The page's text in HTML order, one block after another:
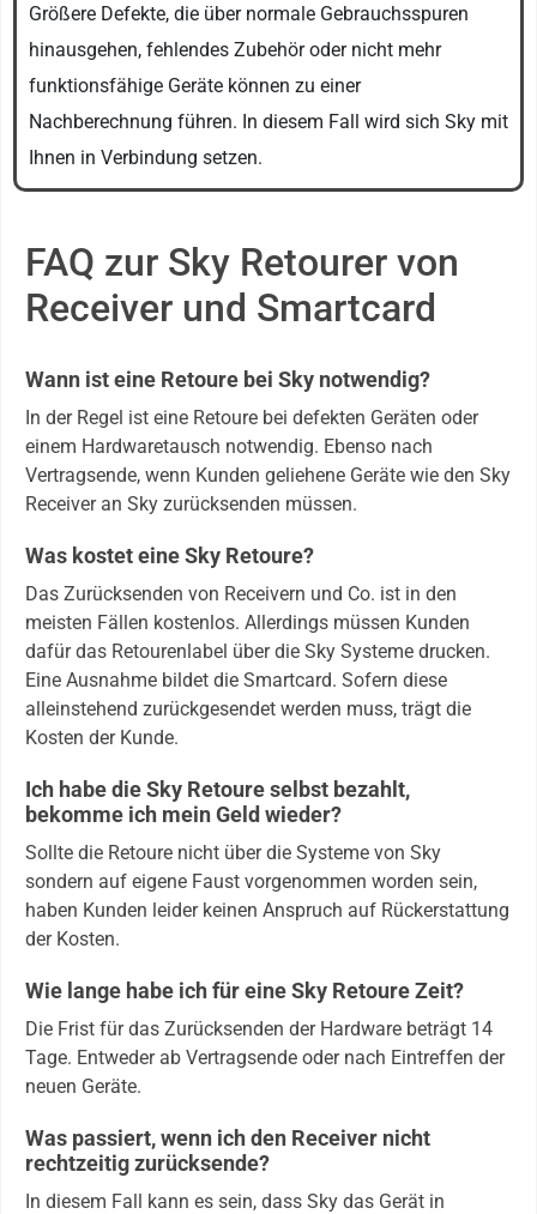
Größere Defekte, die über normale Gebrauchsspuren
hinausgehen, fehlendes Zubehör oder nicht mehr
funktionsfähige Geräte können zu einer
Nachberechnung führen. In diesem Fall wird sich Sky mit
Ihnen in Verbindung setzen.
FAQ zur Sky Retourer von
Receiver und Smartcard
Wann ist eine Retoure bei Sky notwendig?
In der Regel ist eine Retoure bei defekten Geräten oder
einem Hardwaretausch notwendig. Ebenso nach
Vertragsende, wenn Kunden geliehene Geräte wie den Sky
Receiver an Sky zurücksenden müssen.
Was kostet eine Sky Retoure?
Das Zurücksenden von Receivern und Co. ist in den
meisten Fällen kostenlos. Allerdings müssen Kunden
dafür das Retourenlabel über die Sky Systeme drucken.
Eine Ausnahme bildet die Smartcard. Sofern diese
alleinstehend zurückgesendet werden muss, trägt die
Kosten der Kunde.
Ich habe die Sky Retoure selbst bezahlt,
bekomme ich mein Geld wieder?
Sollte die Retoure nicht über die Systeme von Sky
sondern auf eigene Faust vorgenommen worden sein,
haben Kunden leider keinen Anspruch auf Rückerstattung
der Kosten.
Wie lange habe ich für eine Sky Retoure Zeit?
Die Frist für das Zurücksenden der Hardware beträgt 14
Tage. Entweder ab Vertragsende oder nach Eintreffen der
neuen Geräte.
Was passiert, wenn ich den Receiver nicht
rechtzeitig zurücksende?
In diesem Fall kann es sein, dass Sky das Gerät in